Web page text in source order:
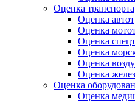
Оценка транспорта
Оценка
Оценка
Оценка
Оценка
Оценка
Оценка
Оценка
Оценка